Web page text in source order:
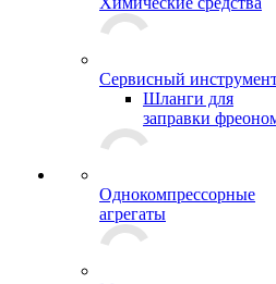
Сервисный
Шланги для
заправки
Однокомпрессорные
агрегаты